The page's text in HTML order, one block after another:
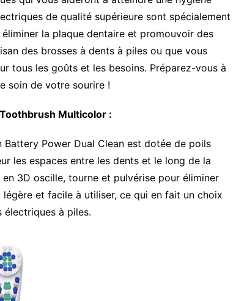
de qualité supérieure sont spécialement
la plaque dentaire et promouvoir des
des brosses à dents à piles ou que vous
tous les goûts et les besoins. Préparez-vous à
soin de votre sourire !
Multicolor :
Power Dual Clean est dotée de poils
les espaces entre les dents et le long de la
3D oscille, tourne et pulvérise pour éliminer
et facile à utiliser, ce qui en fait un choix
à piles.